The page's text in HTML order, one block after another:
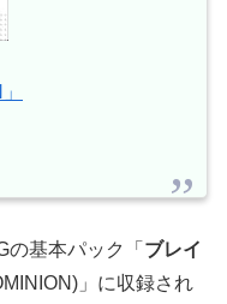
基本パック「 ブレイ
」に収録され